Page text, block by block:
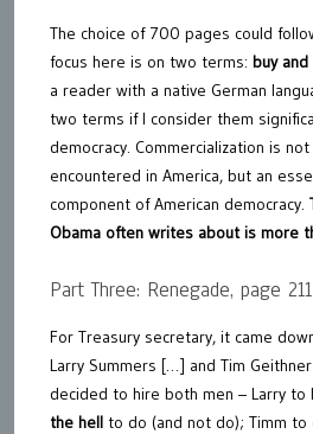
The choice of 700 pages could
focus here is on two terms: buy and
a reader with a native German
two terms if I consider them
democracy. Commercialization is
encountered in America, but an
component of American democracy.
Obama often writes about is more
Part Three: Renegade, page 211
For Treasury secretary, it came
Larry Summers […] and Tim
decided to hire both men – Larry to
the hell to do (and not do); Timm